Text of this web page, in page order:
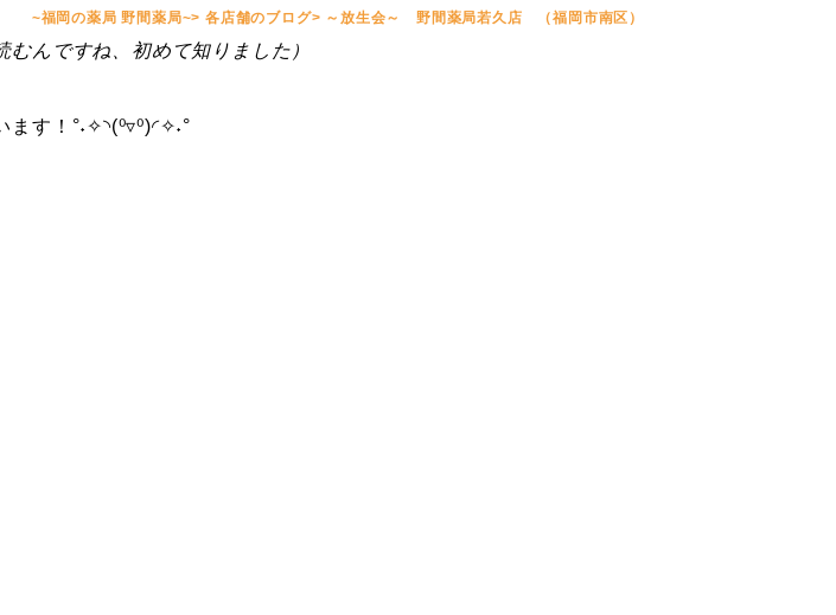
~福岡の薬局 野間薬局~> 各店舗のブログ> ～放生会～ 野間薬局若久店 （福岡市南区）
んですね、初めて知りました）
す！°˖✧◝(⁰▿⁰)◜✧˖°